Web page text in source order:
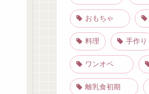
おもちゃ
料理 手作り
ワンオペ
離乳食初期